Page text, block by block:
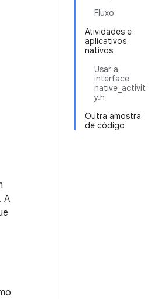
Fluxo
Atividades e
aplicativos
nativos
Usar a
interface
native_activit
y.h
Outra amostra
de código
A